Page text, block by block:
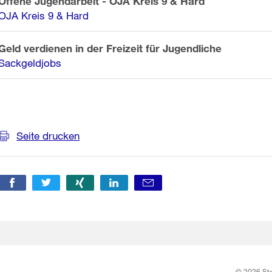
Kreis 9 & Hard
verdienen in der Freizeit für Jugendliche
Seite drucken